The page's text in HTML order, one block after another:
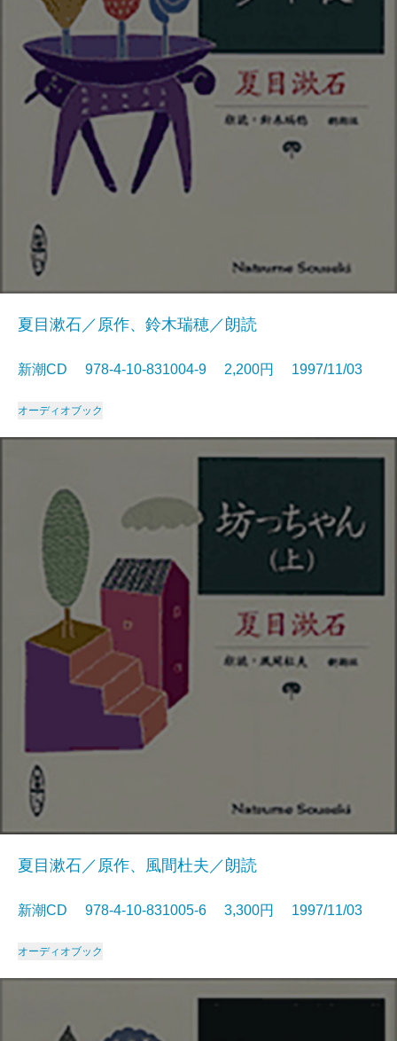
夏目漱石／原作、鈴木瑞穂／朗読
新潮CD 978-4-10-831004-9 2,200円 1997/11/03
オーディオブック
夏目漱石／原作、風間杜夫／朗読
新潮CD 978-4-10-831005-6 3,300円 1997/11/03
オーディオブック